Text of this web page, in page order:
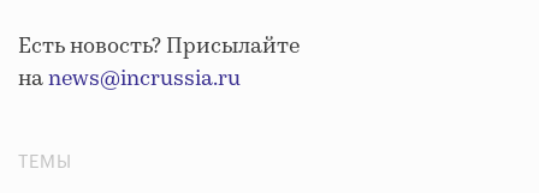
Есть новость? Присылайте
наnews@incrussia.ru
ТЕМЫ